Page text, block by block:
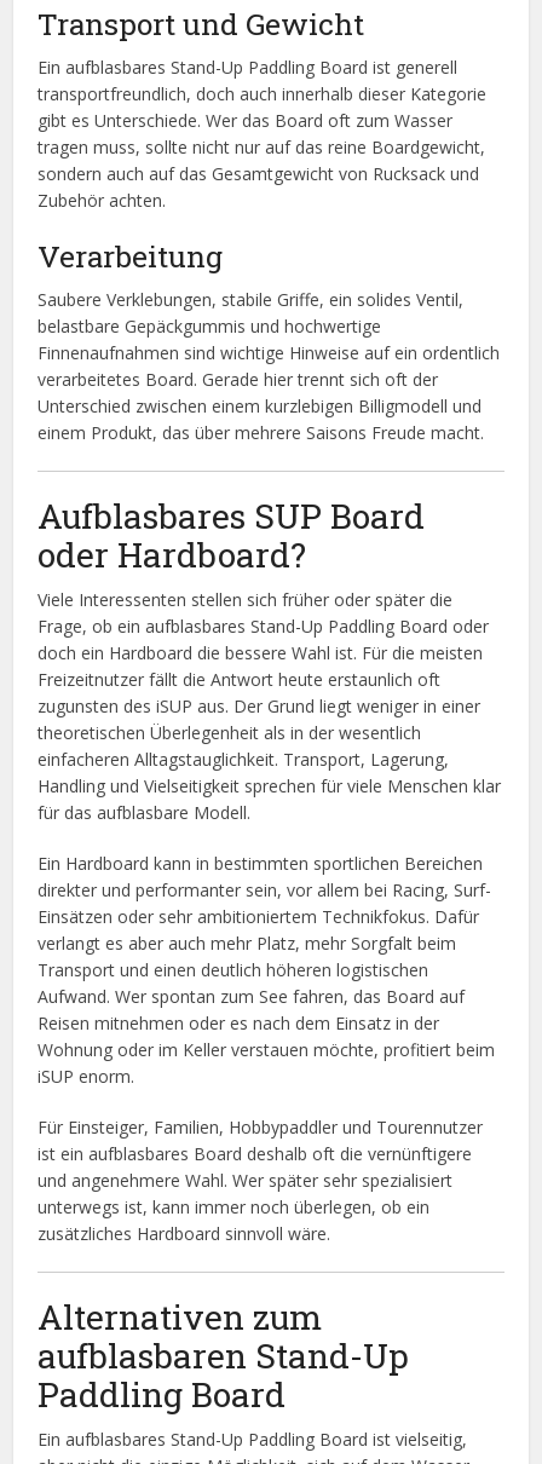
Transport und Gewicht
Ein aufblasbares Stand-Up Paddling Board ist generell
transportfreundlich, doch auch innerhalb dieser Kategorie
gibt es Unterschiede. Wer das Board oft zum Wasser
tragen muss, sollte nicht nur auf das reine Boardgewicht,
sondern auch auf das Gesamtgewicht von Rucksack und
Zubehör achten.
Verarbeitung
Saubere Verklebungen, stabile Griffe, ein solides Ventil,
belastbare Gepäckgummis und hochwertige
Finnenaufnahmen sind wichtige Hinweise auf ein ordentlich
verarbeitetes Board. Gerade hier trennt sich oft der
Unterschied zwischen einem kurzlebigen Billigmodell und
einem Produkt, das über mehrere Saisons Freude macht.
Aufblasbares SUP Board
oder Hardboard?
Viele Interessenten stellen sich früher oder später die
Frage, ob ein aufblasbares Stand-Up Paddling Board oder
doch ein Hardboard die bessere Wahl ist. Für die meisten
Freizeitnutzer fällt die Antwort heute erstaunlich oft
zugunsten des iSUP aus. Der Grund liegt weniger in einer
theoretischen Überlegenheit als in der wesentlich
einfacheren Alltagstauglichkeit. Transport, Lagerung,
Handling und Vielseitigkeit sprechen für viele Menschen klar
für das aufblasbare Modell.
Ein Hardboard kann in bestimmten sportlichen Bereichen
direkter und performanter sein, vor allem bei Racing, Surf-
Einsätzen oder sehr ambitioniertem Technikfokus. Dafür
verlangt es aber auch mehr Platz, mehr Sorgfalt beim
Transport und einen deutlich höheren logistischen
Aufwand. Wer spontan zum See fahren, das Board auf
Reisen mitnehmen oder es nach dem Einsatz in der
Wohnung oder im Keller verstauen möchte, profitiert beim
iSUP enorm.
Für Einsteiger, Familien, Hobbypaddler und Tourennutzer
ist ein aufblasbares Board deshalb oft die vernünftigere
und angenehmere Wahl. Wer später sehr spezialisiert
unterwegs ist, kann immer noch überlegen, ob ein
zusätzliches Hardboard sinnvoll wäre.
Alternativen zum
aufblasbaren Stand-Up
Paddling Board
Ein aufblasbares Stand-Up Paddling Board ist vielseitig,